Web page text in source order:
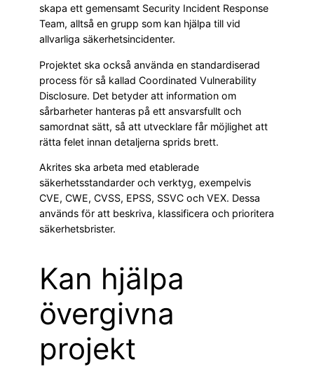
skapa ett gemensamt Security Incident Response
Team, alltså en grupp som kan hjälpa till vid
allvarliga säkerhetsincidenter.
Projektet ska också använda en standardiserad
process för så kallad Coordinated Vulnerability
Disclosure. Det betyder att information om
sårbarheter hanteras på ett ansvarsfullt och
samordnat sätt, så att utvecklare får möjlighet att
rätta felet innan detaljerna sprids brett.
Akrites ska arbeta med etablerade
säkerhetsstandarder och verktyg, exempelvis
CVE, CWE, CVSS, EPSS, SSVC och VEX. Dessa
används för att beskriva, klassificera och prioritera
säkerhetsbrister.
Kan hjälpa
övergivna
projekt